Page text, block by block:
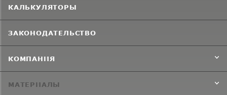
КАЛЬКУЛЯТОРЫ
ЗАКОНОДАТЕЛЬСТВО
КОМПАНИЯ
МАТЕРИАЛЫ